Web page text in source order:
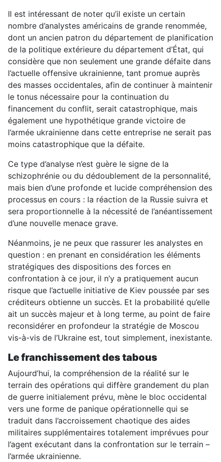
Il est intéressant de noter qu’il existe un certain
nombre d’analystes américains de grande renommée,
dont un ancien patron du département de planification
de la politique extérieure du département d’État, qui
considère que non seulement une grande défaite dans
l’actuelle offensive ukrainienne, tant promue auprès
des masses occidentales, afin de continuer à maintenir
le tonus nécessaire pour la continuation du
financement du conflit, serait catastrophique, mais
également une hypothétique grande victoire de
l’armée ukrainienne dans cette entreprise ne serait pas
moins catastrophique que la défaite.
Ce type d’analyse n’est guère le signe de la
schizophrénie ou du dédoublement de la personnalité,
mais bien d’une profonde et lucide compréhension des
processus en cours : la réaction de la Russie suivra et
sera proportionnelle à la nécessité de l’anéantissement
d’une nouvelle menace grave.
Néanmoins, je ne peux que rassurer les analystes en
question : en prenant en considération les éléments
stratégiques des dispositions des forces en
confrontation à ce jour, il n’y a pratiquement aucun
risque que l’actuelle initiative de Kiev poussée par ses
créditeurs obtienne un succès. Et la probabilité qu’elle
ait un succès majeur et à long terme, au point de faire
reconsidérer en profondeur la stratégie de Moscou
vis-à-vis de l’Ukraine est, tout simplement, inexistante.
Le franchissement des tabous
Aujourd’hui, la compréhension de la réalité sur le
terrain des opérations qui diffère grandement du plan
de guerre initialement prévu, mène le bloc occidental
vers une forme de panique opérationnelle qui se
traduit dans l’accroissement chaotique des aides
militaires supplémentaires totalement imprévues pour
l’agent exécutant dans la confrontation sur le terrain –
l’armée ukrainienne.